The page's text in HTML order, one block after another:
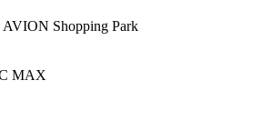
AVION Shopping Park
MAX